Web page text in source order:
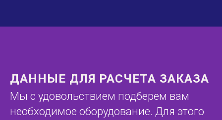
ДАННЫЕ ДЛЯ РАСЧЕТА ЗАКАЗА
Мы с удовольствием подберем вам
необходимое оборудование. Для этого